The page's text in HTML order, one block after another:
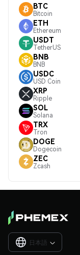
BTC
Bitcoin
ETH
Ethereum
USDT
TetherUS
BNB
BNB
USDC
USD Coin
XRP
Ripple
SOL
Solana
TRX
Tron
DOGE
Dogecoin
ZEC
Zcash
日本語 